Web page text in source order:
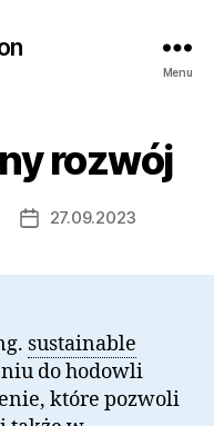
Menu
rozwój
Data27.09.2023
sustainable
do hodowli
które pozwoli